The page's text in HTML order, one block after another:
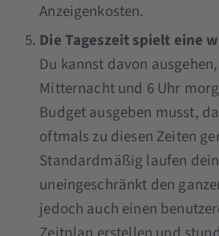
Anzeigenkosten.
Die Tageszeit spielt eine
Du kannst davon
Mitternacht und 6 Uhr
Budget ausgeben musst,
oftmals zu diesen Zeiten
Standardmäßig laufen
uneingeschränkt den
jedoch auch einen